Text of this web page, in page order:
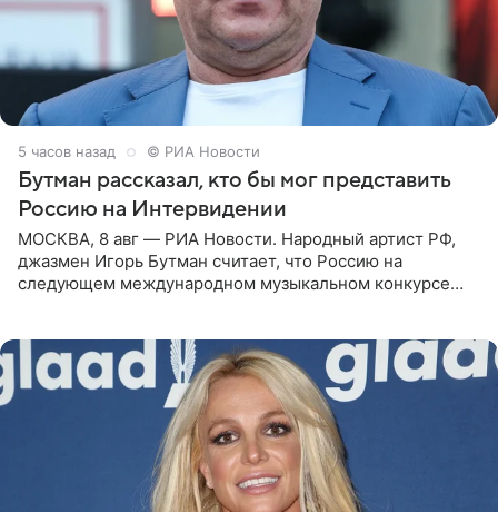
5 часов назад © РИА Новости
Бутман рассказал, кто бы мог представить
Россию на Интервидении
МОСКВА, 8 авг — РИА Новости. Народный артист РФ,
джазмен Игорь Бутман считает, что Россию на
следующем международном музыкальном конкурсе